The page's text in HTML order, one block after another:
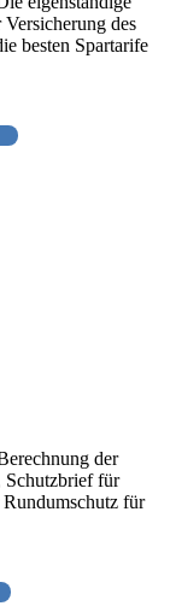
des
besten Spartarife
der
Schutzbrief für
für